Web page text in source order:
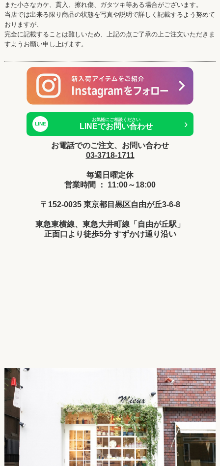
また小さなカケ、貫入、擦れ傷、ガタツキ等ある場合がございます。
当店では出来る限り商品の状態を写真や説明で詳しく記載するよう努めて
おりますが、
完全に記載することは難しいため、上記の点ご了承の上ご注文いただきま
すようお願い申し上げます。
LINE
お気軽にご相談ください
LINEでお問い合わせ ›
お電話でのご注文、お問い合わせ
03-3718-1711
毎週日曜定休
営業時間 ： 11:00～18:00
〒152-0035 東京都目黒区自由が丘3-6-8
東急東横線、東急大井町線「自由が丘駅」
正面口より徒歩5分 すずかけ通り沿い